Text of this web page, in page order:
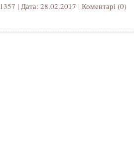
1357 | Дата: 28.02.2017 | Коментарі (0)